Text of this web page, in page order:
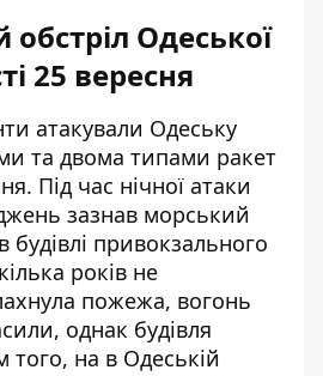
Одеської
25 вересня
атакували Одеську
та двома типами ракет
. Під час нічної атаки
зазнав морський
будівлі привокзального
років не
пожежа, вогонь
однак будівля
того, на в Одеській